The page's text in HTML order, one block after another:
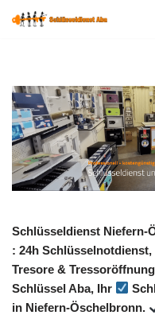
Schlüsseldienst Niefern-
: 24h
Tresore &
Schlüssel Aba, Ihr
in Niefern-Öschelbronn.